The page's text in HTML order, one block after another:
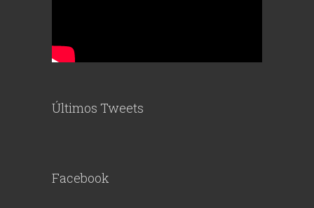
Últimos Tweets
Facebook